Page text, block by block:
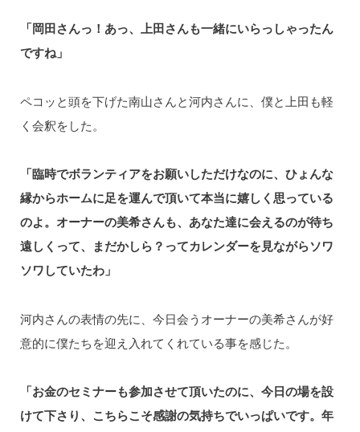
「岡田さんっ！あっ、上田さんも一緒にいらっしゃったん
ですね」
ペコッと頭を下げた南山さんと河内さんに、僕と上田も軽
く会釈をした。
「臨時でボランティアをお願いしただけなのに、ひょんな
縁からホームに足を運んで頂いて本当に嬉しく思っている
のよ。オーナーの美希さんも、あなた達に会えるのが待ち
遠しくって、まだかしら？ってカレンダーを見ながらソワ
ソワしていたわ」
河内さんの表情の先に、今日会うオーナーの美希さんが好
意的に僕たちを迎え入れてくれている事を感じた。
「お金のセミナーも参加させて頂いたのに、今日の場を設
けて下さり、こちらこそ感謝の気持ちでいっぱいです。年